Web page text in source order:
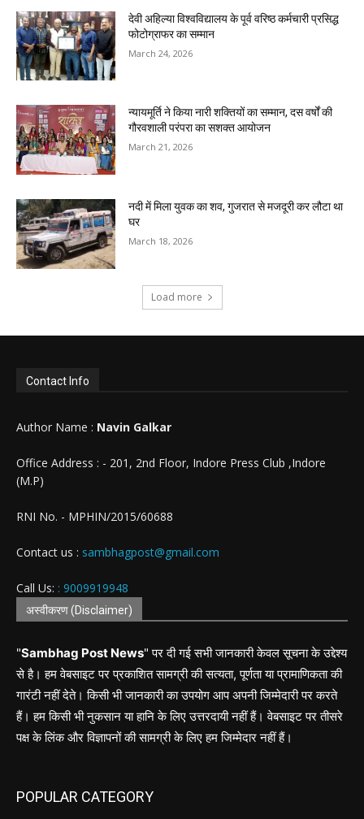
देवी अहिल्या विश्वविद्यालय के पूर्व वरिष्ठ कर्मचारी प्रसिद्ध
फोटोग्राफर का सम्मान
March 24, 2026
न्यायमूर्ति ने किया नारी शक्तियों का सम्मान, दस वर्षों की
गौरवशाली परंपरा का सशक्त आयोजन
March 21, 2026
नदी में मिला युवक का शव, गुजरात से मजदूरी कर लौटा था
घर
March 18, 2026
Load more
Contact Info
Author Name : Navin Galkar
Office Address : - 201, 2nd Floor, Indore Press Club ,Indore
(M.P)
RNI No. - MPHIN/2015/60688
Contact us : sambhagpost@gmail.com
Call Us: : 9009919948
अस्वीकरण (Disclaimer)
"Sambhag Post News" पर दी गई सभी जानकारी केवल सूचना के उद्देश्य
से है। हम वेबसाइट पर प्रकाशित सामग्री की सत्यता, पूर्णता या प्रामाणिकता की
गारंटी नहीं देते। किसी भी जानकारी का उपयोग आप अपनी जिम्मेदारी पर करते
हैं। हम किसी भी नुकसान या हानि के लिए उत्तरदायी नहीं हैं। वेबसाइट पर तीसरे
पक्ष के लिंक और विज्ञापनों की सामग्री के लिए हम जिम्मेदार नहीं हैं।
POPULAR CATEGORY